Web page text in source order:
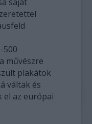
500
művészre
plakátok
váltak és
el az európai